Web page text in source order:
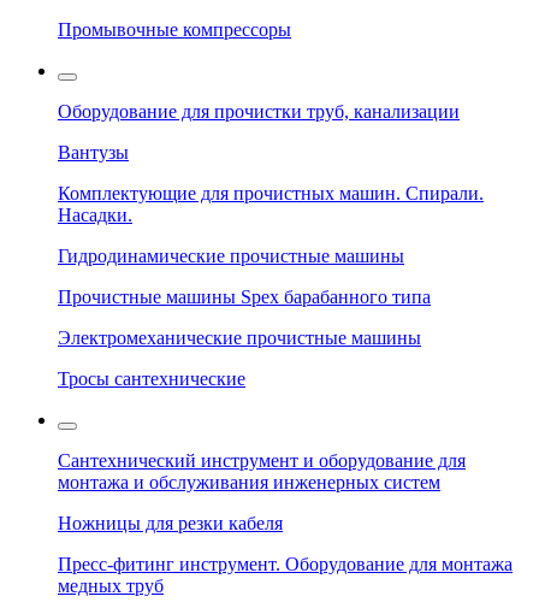
Промывочные компрессоры
Оборудование для прочистки труб, канализации
Вантузы
Комплектующие для прочистных машин. Спирали.
Насадки.
Гидродинамические прочистные машины
Прочистные машины Spex барабанного типа
Электромеханические прочистные машины
Тросы сантехнические
Сантехнический инструмент и оборудование для
монтажа и обслуживания инженерных систем
Ножницы для резки кабеля
Пресс-фитинг инструмент. Оборудование для монтажа
медных труб